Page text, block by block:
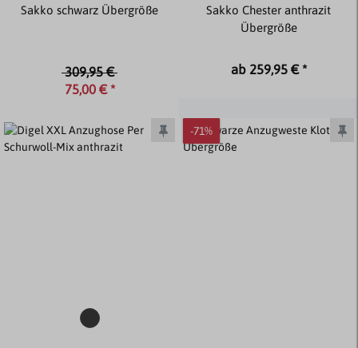
Sakko schwarz Übergröße
309,95 €
75,00 € *
Sakko Chester anthrazit
Übergröße
ab 259,95 € *
-71%